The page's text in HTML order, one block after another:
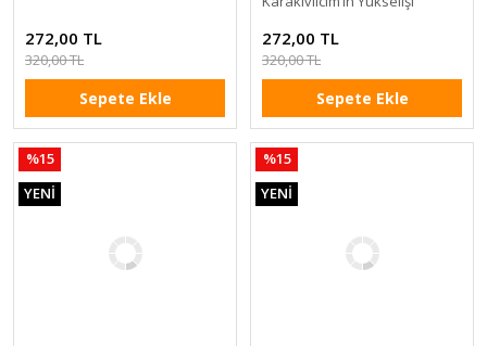
272,00 TL
320,00 TL
Sepete Ekle
272,00 TL
320,00 TL
Sepete Ekle
%15
YENİ
%15
YENİ